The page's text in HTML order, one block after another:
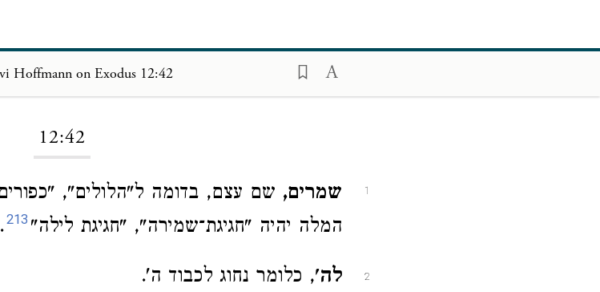
Hoffmann on Exodus 12:42
12:42
1 שמרים, שם עצם, בדומה ל"הלולים",
המלה יהיה "חגיגת־שמירה", "חגיגת לילה" 213
.
2 לה', כלומר נחוג לכבוד ה'.